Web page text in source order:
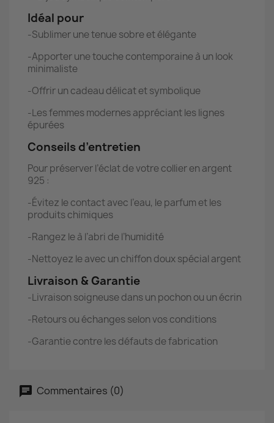
Idéal pour
-Sublimer une tenue sobre et élégante
-Apporter une touche contemporaine à un look
minimaliste
-Offrir un cadeau délicat et symbolique
-Les femmes modernes appréciant les lignes
épurées
Conseils d’entretien
Pour préserver l’éclat de votre collier en argent
925 :
-Évitez le contact avec l’eau, le parfum et les
produits chimiques
-Rangez le à l’abri de l’humidité
-Nettoyez le avec un chiffon doux spécial argent
Livraison & Garantie
-Livraison soigneuse dans un pochon ou un écrin
-Retours ou échanges selon vos conditions
-Garantie contre les défauts de fabrication
Commentaires (0)